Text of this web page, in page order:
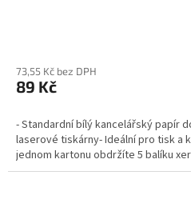
73,55 Kč bez DPH
89 Kč
- Standardní bílý kancelářský papír
laserové tiskárny- Ideální pro tisk a
jednom kartonu obdržíte 5 balíku